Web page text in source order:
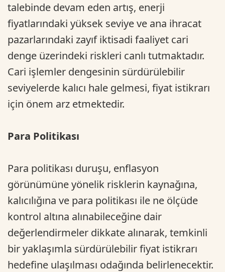
talebinde devam eden artış, enerji
fiyatlarındaki yüksek seviye ve ana ihracat
pazarlarındaki zayıf iktisadi faaliyet cari
denge üzerindeki riskleri canlı tutmaktadır.
Cari işlemler dengesinin sürdürülebilir
seviyelerde kalıcı hale gelmesi, fiyat istikrarı
için önem arz etmektedir.
Para Politikası
Para politikası duruşu, enflasyon
görünümüne yönelik risklerin kaynağına,
kalıcılığına ve para politikası ile ne ölçüde
kontrol altına alınabileceğine dair
değerlendirmeler dikkate alınarak, temkinli
bir yaklaşımla sürdürülebilir fiyat istikrarı
hedefine ulaşılması odağında belirlenecektir.